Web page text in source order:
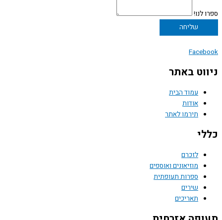
ספרו לנו!
שליחה
Facebook
ניווט באתר
עמוד הבית
אודות
תירמו לאתר
כללי
לזכרם
מוזיאונים ואוספים
ספרות תעופתית
שירים
תאריכים